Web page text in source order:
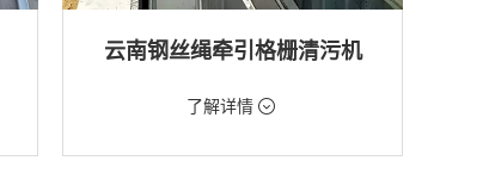
云南钢丝绳牵引格栅清污机
价格：2888元/台了解详情